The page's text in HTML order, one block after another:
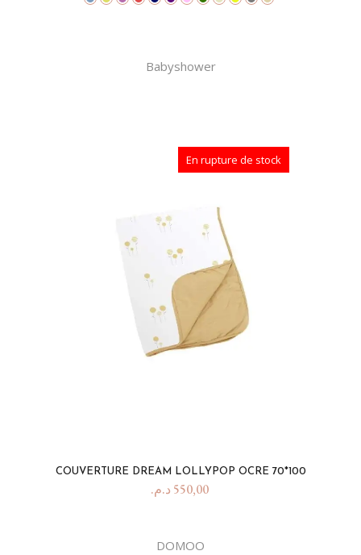
Babyshower
En rupture de stock
COUVERTURE DREAM LOLLYPOP OCRE 70*100
550,00 د.م.
DOMOO